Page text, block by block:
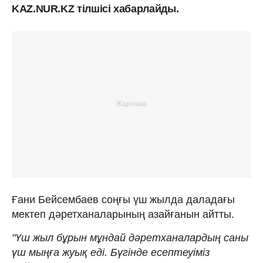
KAZ.NUR.KZ тілшісі хабарлайды.
Ғани Бейсембаев соңғы үш жылда даладағы
мектеп дәретханаларының азайғанын айтты.
"Үш жыл бұрын мұндай дәретханалардың саны
үш мыңға жуық еді. Бүгінде есептеуіміз